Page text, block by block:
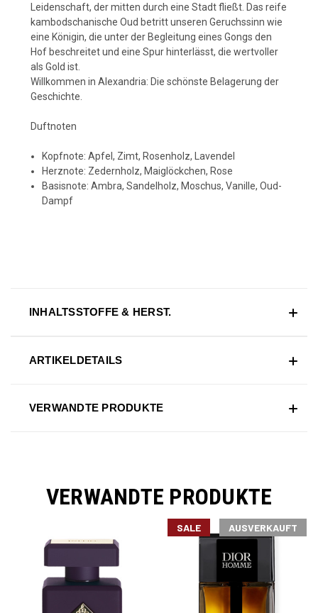
Leidenschaft, der mitten durch eine Stadt fließt. Das reife
kambodschanische Oud betritt unseren Geruchssinn wie
eine Königin, die unter der Begleitung eines Gongs den
Hof beschreitet und eine Spur hinterlässt, die wertvoller
als Gold ist.
Willkommen in Alexandria: Die schönste Belagerung der
Geschichte.
Duftnoten
Kopfnote: Apfel, Zimt, Rosenholz, Lavendel
Herznote: Zedernholz, Maiglöckchen, Rose
Basisnote: Ambra, Sandelholz, Moschus, Vanille, Oud-
Dampf
INHALTSSTOFFE & HERST.
ARTIKELDETAILS
VERWANDTE PRODUKTE
VERWANDTE PRODUKTE
SALE AUSVERKAUFT